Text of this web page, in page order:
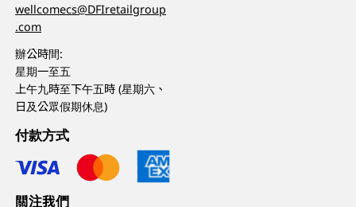
wellcomecs@DFIretailgroup
.com
辦公時間:
星期一至五
上午九時至下午五時 (星期六、
日及公眾假期休息)
付款方式
關注我們